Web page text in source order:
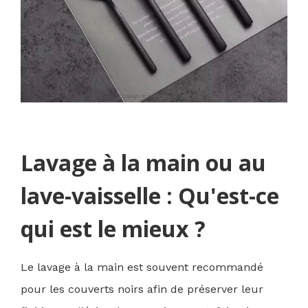
Lavage à la main ou au
lave-vaisselle : Qu'est-ce
qui est le mieux ?
Le lavage à la main est souvent recommandé
pour les couverts noirs afin de préserver leur